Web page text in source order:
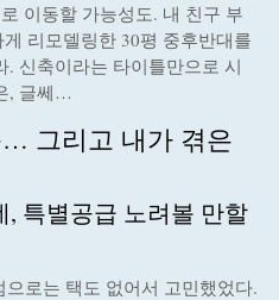
이동할 가능성도. 내 친구 부
리모델링한 30평 중후반대를
. 신축이라는 타이틀만으로 시
, 글쎄…
그리고 내가 겪은
, 특별공급 노려볼 만할
로는 택도 없어서 고민했었다.